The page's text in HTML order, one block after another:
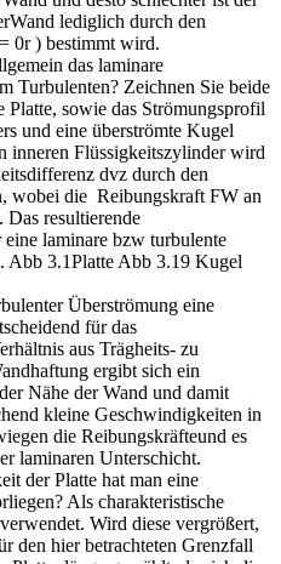
lediglich durch den
0r ) bestimmt wird.
das laminare
Turbulenten? Zeichnen Sie beide
Platte, sowie das Strömungsprofil
und eine überströmte Kugel
inneren Flüssigkeitszylinder wird
dvz durch den
wobei die Reibungskraft FW an
Das resultierende
laminare bzw turbulente
Abb 3.1Platte Abb 3.19 Kugel
Überströmung eine
für das
aus Trägheits- zu
ergibt sich ein
Nähe der Wand und damit
kleine Geschwindigkeiten in
die Reibungskräfteund es
laminaren Unterschicht.
der Platte hat man eine
Als charakteristische
Wird diese vergrößert,
den hier betrachteten Grenzfall